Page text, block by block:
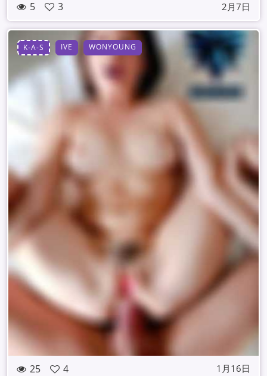
5 3 2月7日
K-A-S IVE WONYOUNG
25 4 1月16日